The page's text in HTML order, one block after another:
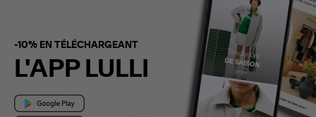
-10% EN TÉLÉCHARGEANT
L'APP LULLI